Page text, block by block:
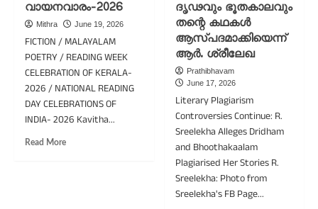
സ്റ്റേഷൻ/
ആർ.
ശ്രീലേഖ/
ഷെയ്ൻ
നിഗം/
മാർട്ടിൻ
ജോസഫ്
വായനവാരം-2026
Mithra June 19, 2026
FICTION / MALAYALAM
POETRY / READING WEEK
CELEBRATION OF KERALA-
2026 / NATIONAL READING
DAY CELEBRATIONS OF
INDIA- 2026 Kavitha...
Read MoreRead
ദൃഢവും ഭൂതകാലവും
തന്റെ കഥകൾ
ആസ്പദമാക്കിയെന്ന്
ആർ. ശ്രീലേഖ
Prathibhavam
June 17, 2026
Literary Plagiarism
Controversies Continue: R.
Sreelekha Alleges Dridham
and Bhoothakaalam
Plagiarised Her Stories R.
Sreelekha: Photo from
Sreelekha's FB Page...